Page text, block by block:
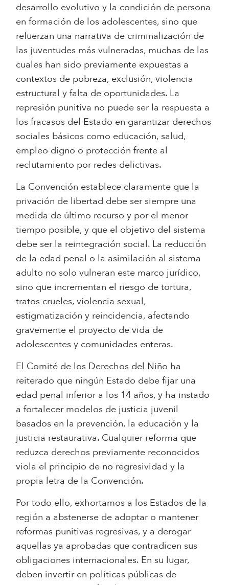
desarrollo evolutivo y la condición de persona
en formación de los adolescentes, sino que
refuerzan una narrativa de criminalización de
las juventudes más vulneradas, muchas de las
cuales han sido previamente expuestas a
contextos de pobreza, exclusión, violencia
estructural y falta de oportunidades. La
represión punitiva no puede ser la respuesta a
los fracasos del Estado en garantizar derechos
sociales básicos como educación, salud,
empleo digno o protección frente al
reclutamiento por redes delictivas.
La Convención establece claramente que la
privación de libertad debe ser siempre una
medida de último recurso y por el menor
tiempo posible, y que el objetivo del sistema
debe ser la reintegración social. La reducción
de la edad penal o la asimilación al sistema
adulto no solo vulneran este marco jurídico,
sino que incrementan el riesgo de tortura,
tratos crueles, violencia sexual,
estigmatización y reincidencia, afectando
gravemente el proyecto de vida de
adolescentes y comunidades enteras.
El Comité de los Derechos del Niño ha
reiterado que ningún Estado debe fijar una
edad penal inferior a los 14 años, y ha instado
a fortalecer modelos de justicia juvenil
basados en la prevención, la educación y la
justicia restaurativa. Cualquier reforma que
reduzca derechos previamente reconocidos
viola el principio de no regresividad y la
propia letra de la Convención.
Por todo ello, exhortamos a los Estados de la
región a abstenerse de adoptar o mantener
reformas punitivas regresivas, y a derogar
aquellas ya aprobadas que contradicen sus
obligaciones internacionales. En su lugar,
deben invertir en políticas públicas de